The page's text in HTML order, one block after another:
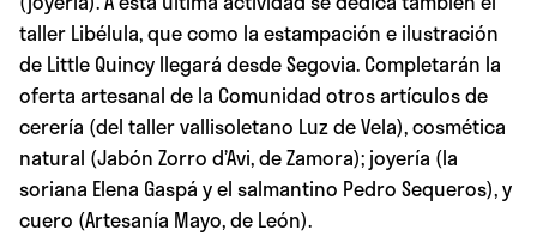
taller Libélula, que como la estampación e ilustración
de Little Quincy llegará desde Segovia. Completarán la
oferta artesanal de la Comunidad otros artículos de
cerería (del taller vallisoletano Luz de Vela), cosmética
natural (Jabón Zorro d’Avi, de Zamora); joyería (la
soriana Elena Gaspá y el salmantino Pedro Sequeros), y
cuero (Artesanía Mayo, de León).